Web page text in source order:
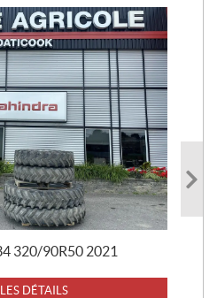
320/90R50 2021
DÉTAILS
20